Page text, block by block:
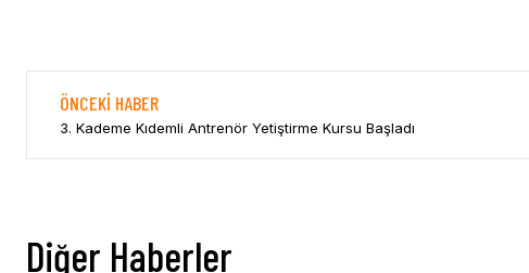
ÖNCEKI HABER
3. Kademe Kıdemli Antrenör Yetiştirme Kursu Başladı
Diğer Haberler